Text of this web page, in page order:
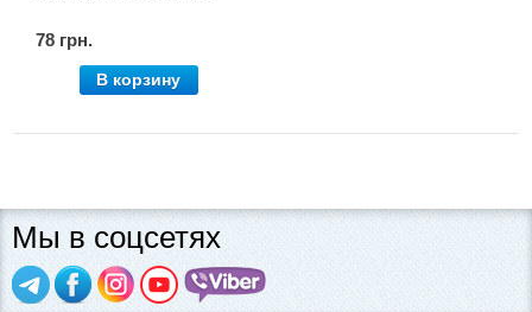
78 грн.
В корзину
Мы в соцсетях